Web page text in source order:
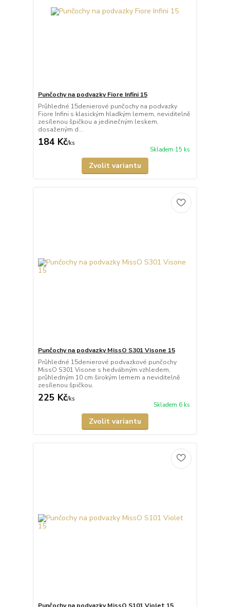
Punčochy na podvazky Fiore Infini 15
Průhledné 15denierové punčochy na podvazky
Fiore Infini s klasickým hladkým lemem, neviditelně
zesílenou špičkou a jedinečným leskem,
dosaženým d...
184 Kč/ks
Skladem 15 ks
Zvolit variantu
Punčochy na podvazky MissO S301 Visone 15
Průhledné 15denierové podvazkové punčochy
MissO S301 Visone s hedvábným vzhledem,
průhledným 10 cm širokým lemem a neviditelně
zesílenou špičkou.
225 Kč/ks
Skladem 6 ks
Zvolit variantu